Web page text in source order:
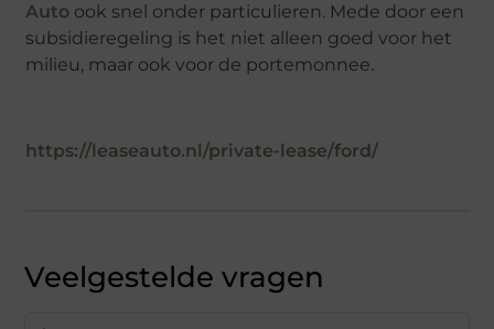
Auto ook snel onder particulieren. Mede door een
subsidieregeling is het niet alleen goed voor het
milieu, maar ook voor de portemonnee.
https://leaseauto.nl/private-lease/ford/
Veelgestelde vragen